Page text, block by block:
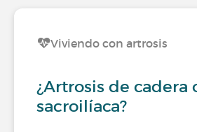
Viviendo con artrosis
¿Artrosis de cadera
sacroilíaca?